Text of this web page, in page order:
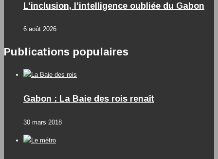
L’inclusion, l’intelligence oubliée du Gabon
6 août 2026
Publications populaires
Gabon : La Baie des rois renaît
30 mars 2018